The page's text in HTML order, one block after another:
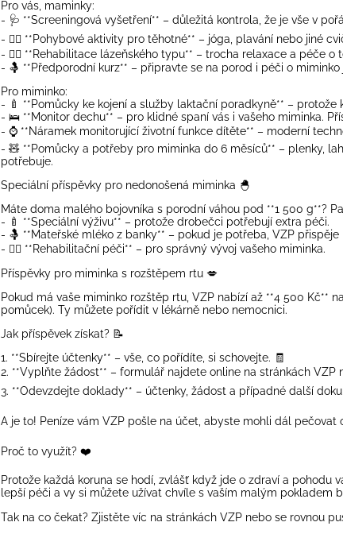
Pro vás, maminky:
- 🩺 **Screeningová vyšetření** – důležitá kontrola, že je vše v
- 🧘‍♀️ **Pohybové aktivity pro těhotné** – jóga, plavání nebo jiné
- 💆‍♀️ **Rehabilitace lázeňského typu** – trocha relaxace a péče o
- 🤱 **Předporodní kurz** – připravte se na porod i péči o miminko
Pro miminko:
- 🍼 **Pomůcky ke kojení a služby laktační poradkyně** – protože
- 🛌 **Monitor dechu** – pro klidné spaní vás i vašeho miminka.
- ⌚ **Náramek monitorující životní funkce dítěte** – moderní
- 🧸 **Pomůcky a potřeby pro miminka do 6 měsíců** – plenky,
potřebuje.
Speciální příspěvky pro nedonošená miminka 🐣
Máte doma malého bojovníka s porodní váhou pod **1 500 g**?
- 🍼 **Speciální výživu** – protože drobečci potřebují extra péči.
- 🤱 **Mateřské mléko z banky** – pokud je potřeba, VZP přispěje
- 🏋️‍♀️ **Rehabilitační péči** – pro správný vývoj vašeho miminka.
Příspěvky pro miminka s rozštěpem rtu 💋
Pokud má vaše miminko rozštěp rtu, VZP nabízí až **4 500 Kč**
pomůcek). Ty můžete pořídit v lékárně nebo nemocnici.
Jak příspěvek získat? 📝
1. **Sbírejte účtenky** – vše, co pořídíte, si schovejte. 🧾
2. **Vyplňte žádost** – formulář najdete online na stránkách VZP
3. **Odevzdejte doklady** – účtenky, žádost a případné další
A je to! Peníze vám VZP pošle na účet, abyste mohli dál pečovat
Proč to využít? ❤️
Protože každá koruna se hodí, zvlášť když jde o zdraví a pohodu
lepší péči a vy si můžete užívat chvíle s vaším malým pokladem
Tak na co čekat? Zjistěte víc na stránkách VZP nebo se rovnou